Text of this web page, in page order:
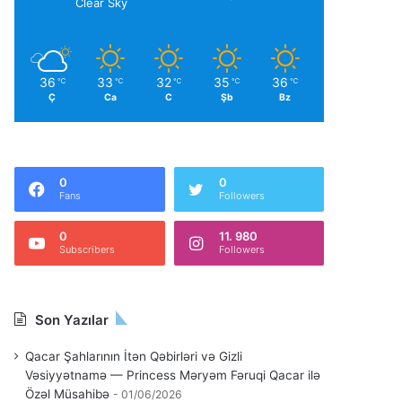
36 ℃
Ç
33 ℃
Ca
32 ℃
C
35 ℃
Şb
36 ℃
Bz
0
Fans
0
Followers
0
Subscribers
11. 980
Followers
Son Yazılar
Qacar Şahlarının İtən Qəbirləri və Gizli
Vəsiyyətnamə — Princess Məryəm Fəruqi Qacar ilə
Özəl Müsahibə
01/06/2026